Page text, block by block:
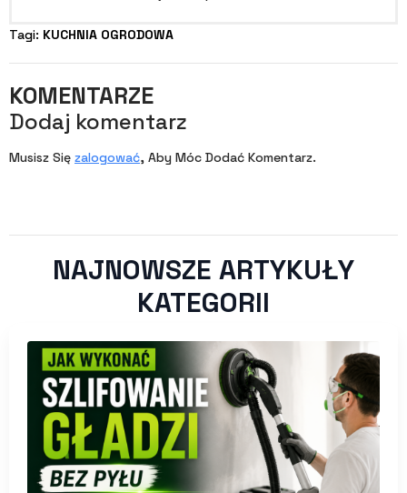
Tagi: KUCHNIA OGRODOWA
KOMENTARZE
Dodaj komentarz
Musisz Się zalogować, Aby Móc Dodać Komentarz.
NAJNOWSZE ARTYKUŁY
KATEGORII